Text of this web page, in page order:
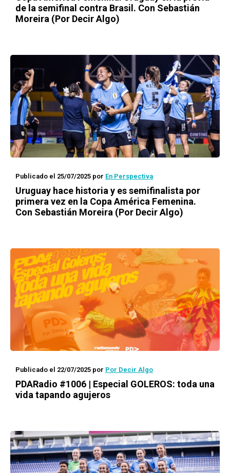
de la semifinal contra Brasil. Con Sebastián
Moreira (Por Decir Algo)
Publicado el 25/07/2025 por En Perspectiva
Uruguay hace historia y es semifinalista por
primera vez en la Copa América Femenina.
Con Sebastián Moreira (Por Decir Algo)
Publicado el 22/07/2025 por Por Decir Algo
PDARadio #1006 | Especial GOLEROS: toda una
vida tapando agujeros